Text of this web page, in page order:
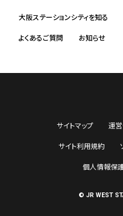
大阪ステーションシティを知る
よくあるご質問 お知らせ
サイトマップ 運
サイト利用規約
個人情報保
© JR WEST